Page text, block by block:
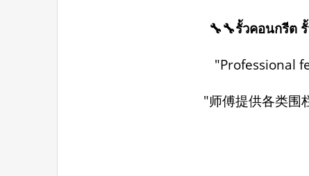
🔧🔧รั้วคอนกรีต
"Professional
"师傅提供各类围